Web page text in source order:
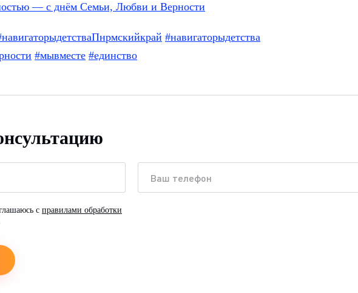
— с днём Семьи, Любви и Верности
#навигаторыдетства
#мывместе #единство
с правилами обработки